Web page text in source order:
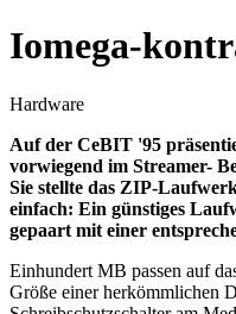
Iomega-
Hardware
Auf der CeBIT '95
vorwiegend im Streamer-
Sie stellte das ZIP-
einfach: Ein günstiges
gepaart mit einer
Einhundert MB passen auf
Größe einer herkömmlichen